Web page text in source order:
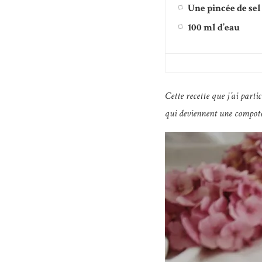
Une pincée de sel
100 ml d’eau
Cette recette que j’ai
qui deviennent une